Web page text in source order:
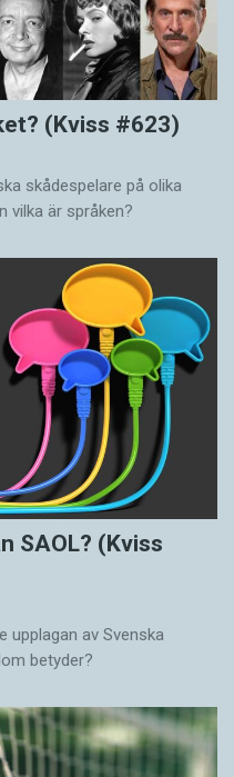
(Kviss #623)
skådespelare på olika
vilka är språken?
SAOL? (Kviss
upplagan av Svenska
betyder?